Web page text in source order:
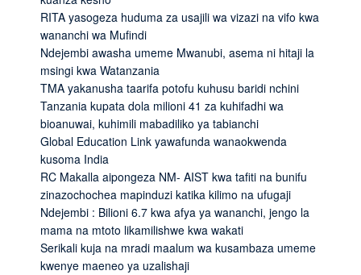
RITA yasogeza huduma za usajili wa vizazi na vifo kwa
wananchi wa Mufindi
Ndejembi awasha umeme Mwanubi, asema ni hitaji la
msingi kwa Watanzania
TMA yakanusha taarifa potofu kuhusu baridi nchini
Tanzania kupata dola milioni 41 za kuhifadhi wa
bioanuwai, kuhimili mabadiliko ya tabianchi
Global Education Link yawafunda wanaokwenda
kusoma India
RC Makalla aipongeza NM- AIST kwa tafiti na bunifu
zinazochochea mapinduzi katika kilimo na ufugaji
Ndejembi : Bilioni 6.7 kwa afya ya wananchi, jengo la
mama na mtoto likamilishwe kwa wakati
Serikali kuja na mradi maalum wa kusambaza umeme
kwenye maeneo ya uzalishaji